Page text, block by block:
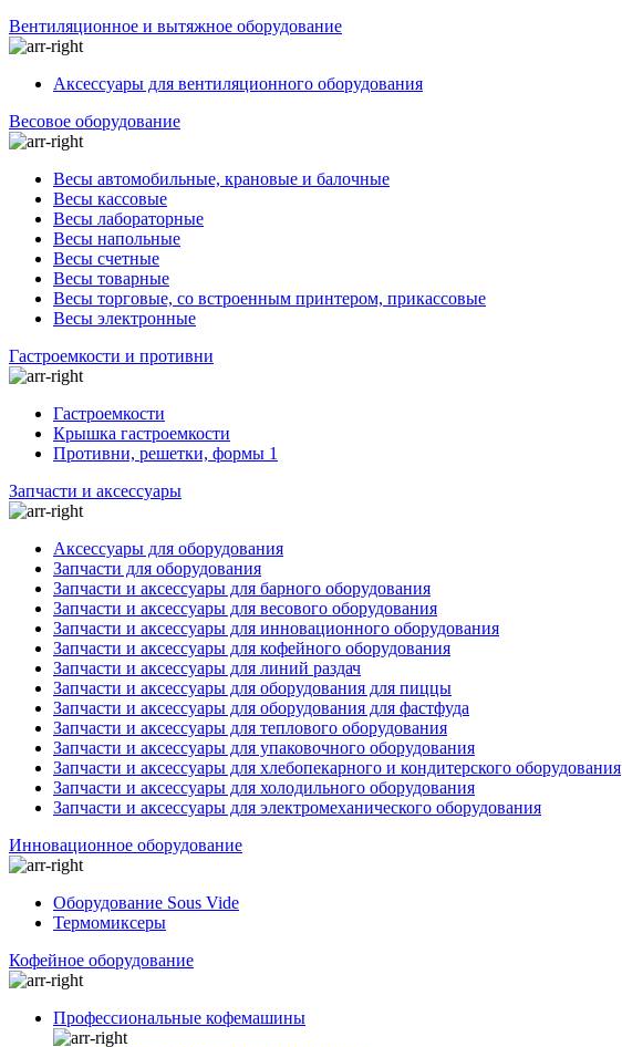
Вентиляционное и вытяжное оборудование
Аксессуары для вентиляционного оборудования
Весовое оборудование
Весы автомобильные, крановые и балочные
Весы кассовые
Весы лабораторные
Весы напольные
Весы счетные
Весы товарные
Весы торговые, со встроенным принтером, прикассовые
Весы электронные
Гастроемкости и противни
Гастроемкости
Крышка гастроемкости
Противни, решетки, формы 1
Запчасти и аксессуары
Аксессуары для оборудования
Запчасти для оборудования
Запчасти и аксессуары для барного оборудования
Запчасти и аксессуары для весового оборудования
Запчасти и аксессуары для инновационного оборудования
Запчасти и аксессуары для кофейного оборудования
Запчасти и аксессуары для линий раздач
Запчасти и аксессуары для оборудования для пиццы
Запчасти и аксессуары для оборудования для фастфуда
Запчасти и аксессуары для теплового оборудования
Запчасти и аксессуары для упаковочного оборудования
Запчасти и аксессуары для хлебопекарного и кондитерского оборудования
Запчасти и аксессуары для холодильного оборудования
Запчасти и аксессуары для электромеханического оборудования
Инновационное оборудование
Оборудование Sous Vide
Термомиксеры
Кофейное оборудование
Профессиональные кофемашины